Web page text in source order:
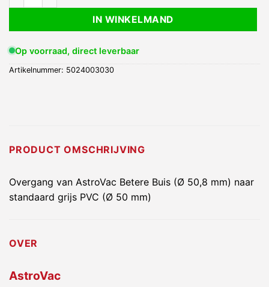
IN WINKELMAND
Op voorraad, direct leverbaar
Artikelnummer: 5024003030
PRODUCT OMSCHRIJVING
Overgang van AstroVac Betere Buis (Ø 50,8 mm) naar
standaard grijs PVC (Ø 50 mm)
OVER
AstroVac